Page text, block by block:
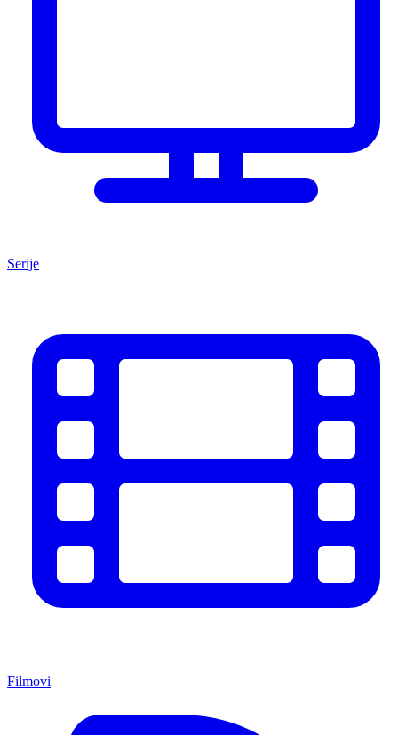
Serije
Filmovi